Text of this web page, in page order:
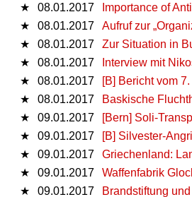
★
08.01.2017
Importance of
★
08.01.2017
Aufruf zur
★
08.01.2017
Zur Situation in
★
08.01.2017
Interview mit
★
08.01.2017
[B] Bericht vom
★
08.01.2017
Baskische
★
09.01.2017
[Bern] Soli-
★
09.01.2017
[B] Silvester-
★
09.01.2017
Griechenland:
★
09.01.2017
Waffenfabrik
★
09.01.2017
Brandstiftung